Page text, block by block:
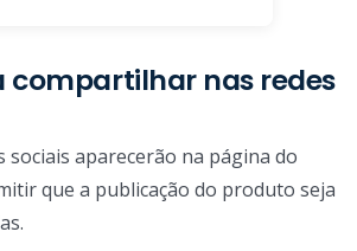
compartilhar nas redes
sociais aparecerão na página do
que a publicação do produto seja